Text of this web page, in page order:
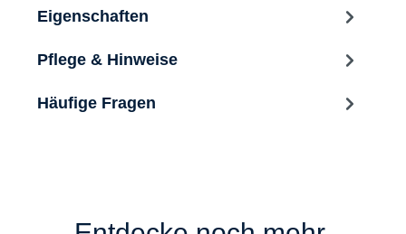
Eigenschaften
Pflege & Hinweise
Häufige Fragen